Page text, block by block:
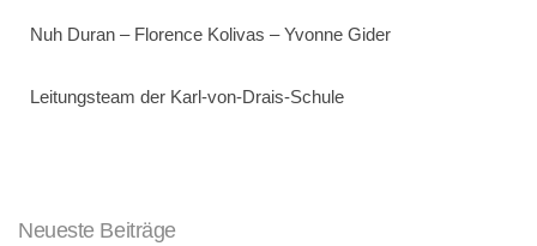
Nuh Duran – Florence Kolivas – Yvonne Gider
Leitungsteam der Karl-von-Drais-Schule
Neueste Beiträge